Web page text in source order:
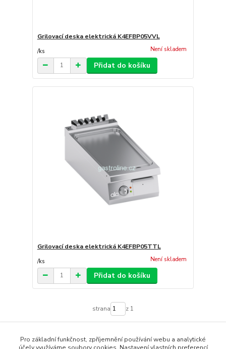
Grilovací deska elektrická K4EFBP05VVL
/ks Není skladem
Přidat do košíku
Grilovací deska elektrická K4EFBP05TTL
/ks Není skladem
Přidat do košíku
strana z 1
Pro základní funkčnost, zpříjemnění používání webu a analytické